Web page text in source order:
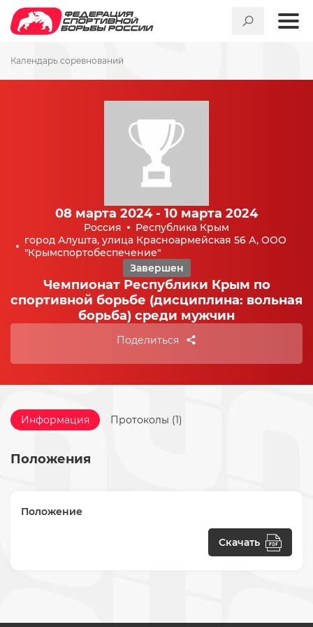
Календарь соревнований
08 марта 2024 - 10 марта 2024
Россия
Республика Крым
город Алушта, улица Красноармейская 56 А, ООО
"Крымспортобеспечение"
Завершен
Чемпионат Республики Крым по
спортивной борьбе (дисциплина: вольная
борьба) среди мужчин
Поделиться
Информация Протоколы (1)
Положения
Положение
Скачать